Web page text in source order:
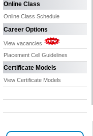
Online Class
Online Class Schedule
Career Options
View vacancies
Placement Cell Guidelines
Certificate Models
View Certificate Models